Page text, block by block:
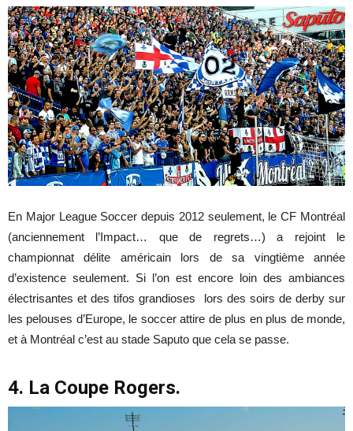
En Major League Soccer depuis 2012 seulement, le CF Montréal
(anciennement l’Impact… que de regrets…) a rejoint le
championnat délite américain lors de sa vingtième année
d’existence seulement. Si l’on est encore loin des ambiances
électrisantes et des tifos grandioses lors des soirs de derby sur
les pelouses d’Europe, le soccer attire de plus en plus de monde,
et à Montréal c’est au stade Saputo que cela se passe.
4. La Coupe Rogers.